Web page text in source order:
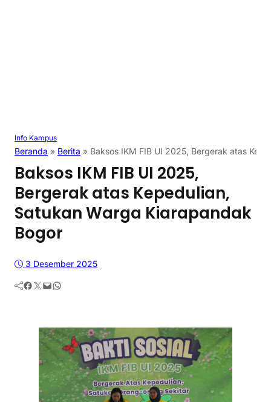
Info Kampus
Beranda » Berita » Baksos IKM FIB UI 2025, Bergerak atas
Baksos IKM FIB UI 2025,
Bergerak atas Kepedulian,
Satukan Warga Kiarapandak
Bogor
3 Desember 2025
Facebook Twitter Mail WhatsApp